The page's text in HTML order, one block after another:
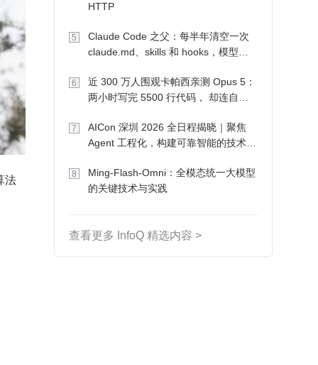
法
HTTP
5
Claude Code 之父：每半年清空一次
claude.md、skills 和 hooks，模型自
6
近 300 万人围观卡帕西亲测 Opus 5：
两小时写完 5500 行代码， 却连自己
7
AICon 深圳 2026 全日程揭晓｜聚焦
Agent 工程化，构建可靠智能的技术路
8
Ming-Flash-Omni：全模态统一大模型
的关键技术与实践
查看更多 InfoQ 精选内容 >